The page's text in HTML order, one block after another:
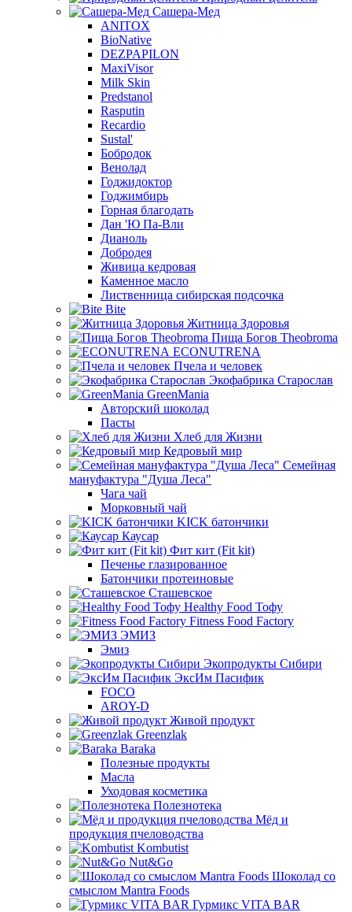
Сашера-Мед
ANITOX
BioNative
DEZPAPILON
MaxiVisor
Milk Skin
Predstanol
Rasputin
Recardio
Sustal'
Бобродок
Венолад
Годжидоктор
Годжимбирь
Горная благодать
Дан 'Ю Па-Вли
Дианоль
Добродея
Живица кедровая
Каменное масло
Лиственница сибирская подсочка
Bite
Житница Здоровья
Пища Богов Theobroma
ECONUTRENA
Пчела и человек
Экофабрика Старослав
GreenMania
Авторский шоколад
Пасты
Хлеб для Жизни
Кедровый мир
Семейная
мануфактура "Душа Леса"
Чага чай
Морковный чай
KICK батончики
Каусар
Фит кит (Fit kit)
Печенье глазированное
Батончики протеиновые
Сташевское
Healthy Food Тофу
Fitness Food Factory
ЭМИЗ
Эмиз
Экопродукты Сибири
ЭксИм Пасифик
FOCO
AROY-D
Живой продукт
Greenzlak
Baraka
Полезные продукты
Масла
Уходовая косметика
Полезнотека
Мёд и
продукция пчеловодства
Kombutist
Nut&Go
Шоколад со
смыслом Mantra Foods
Гурмикс VITA BAR